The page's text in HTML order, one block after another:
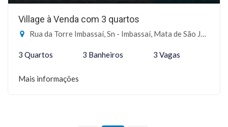
Village à Venda com 3 quartos
Rua da Torre Imbassaí, Sn - Imbassaí, Mata de São João-BA
3 Quartos 3 Banheiros 3 Vagas
Mais informações